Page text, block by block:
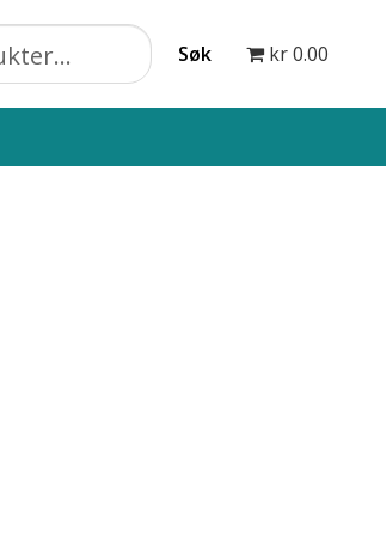
Søk kr 0.00
BloggBloggarkivButikk